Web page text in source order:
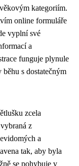
kategoriím.
online formuláře
vyplní své
a
funguje plynule
s dostatečným
zcela
z
a
tak, aby byla
se pohybuje v